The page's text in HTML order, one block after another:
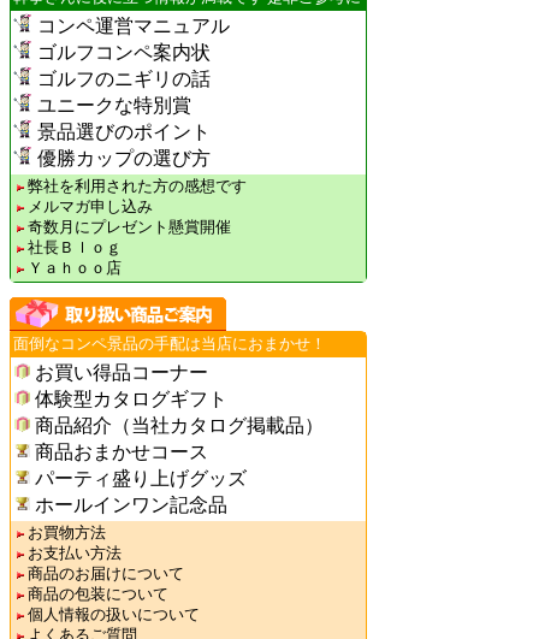
コンペ運営マニュアル
ゴルフコンペ案内状
ゴルフのニギリの話
ユニークな特別賞
景品選びのポイント
優勝カップの選び方
弊社を利用された方の感想です
メルマガ申し込み
奇数月にプレゼント懸賞開催
社長Ｂｌｏｇ
Ｙａｈｏｏ店
面倒なコンペ景品の手配は当店におまかせ！
お買い得品コーナー
体験型カタログギフト
商品紹介（当社カタログ掲載品）
商品おまかせコース
パーティ盛り上げグッズ
ホールインワン記念品
お買物方法
お支払い方法
商品のお届けについて
商品の包装について
個人情報の扱いについて
よくあるご質問